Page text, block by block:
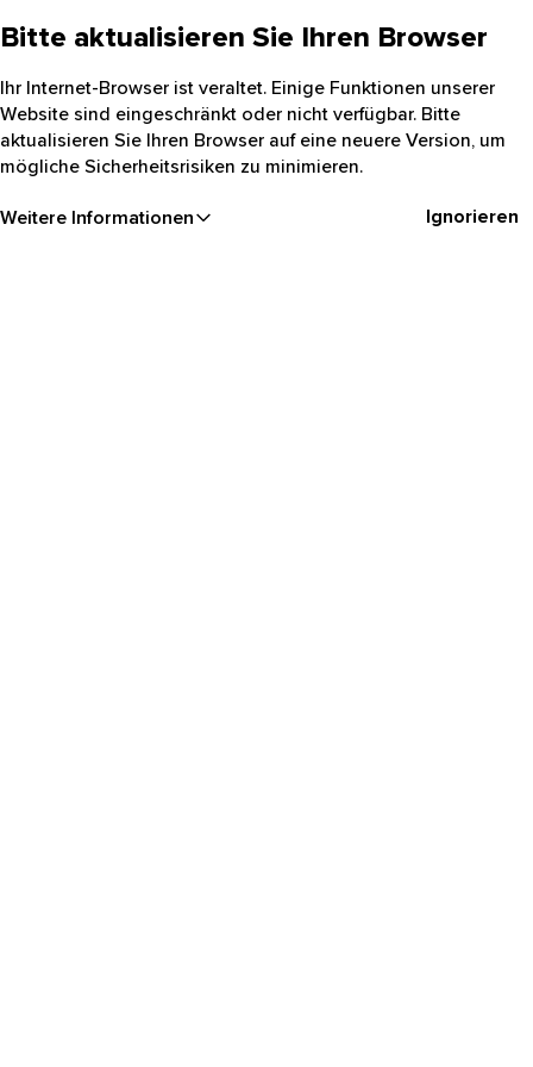
Bitte aktualisieren Sie Ihren Browser
Ihr Internet-Browser ist veraltet. Einige Funktionen unserer
Website sind eingeschränkt oder nicht verfügbar. Bitte
aktualisieren Sie Ihren Browser auf eine neuere Version, um
mögliche Sicherheitsrisiken zu minimieren.
Weitere Informationen Ignorieren